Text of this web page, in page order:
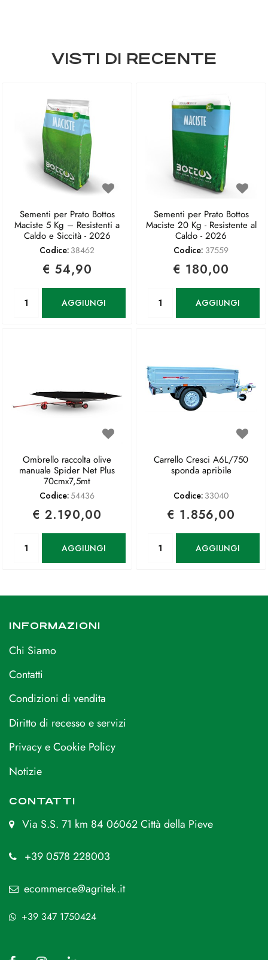
VISTI DI RECENTE
Sementi per Prato Bottos
Maciste 5 Kg – Resistenti a
Caldo e Siccità - 2026
Codice: 38462
€ 54,90
AGGIUNGI
Sementi per Prato Bottos
Maciste 20 Kg - Resistente al
Caldo - 2026
Codice: 37559
€ 180,00
AGGIUNGI
Ombrello raccolta olive
manuale Spider Net Plus
70cmx7,5mt
Codice:54436
€ 2.190,00
AGGIUNGI
Carrello Cresci A6L/750
sponda apribile
Codice: 33040
€ 1.856,00
AGGIUNGI
INFORMAZIONI
Chi Siamo
Contatti
Condizioni di vendita
Diritto di recesso e servizi
Privacy e Cookie Policy
Notizie
CONTATTI
Via S.S. 71 km 84 06062 Città della Pieve
+39 0578 228003
ecommerce@agritek.it
+39 347 1750424